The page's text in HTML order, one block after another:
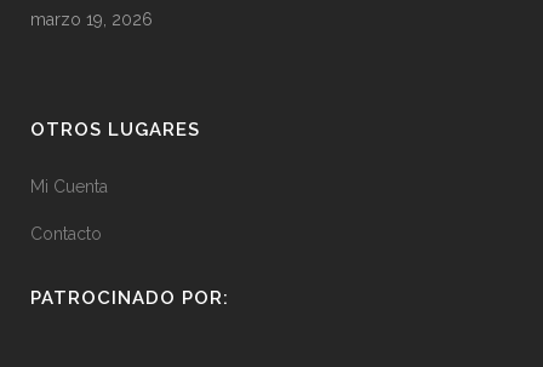
marzo 19, 2026
OTROS LUGARES
Mi Cuenta
Contacto
PATROCINADO POR: